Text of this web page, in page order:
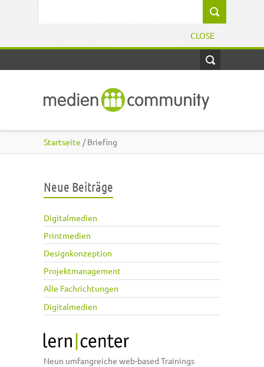
CLOSE
Startseite / Briefing
Neue Beiträge
Digitalmedien
Printmedien
Designkonzeption
Projektmanagement
Alle Fachrichtungen
Digitalmedien
Neun umfangreiche web-based Trainings